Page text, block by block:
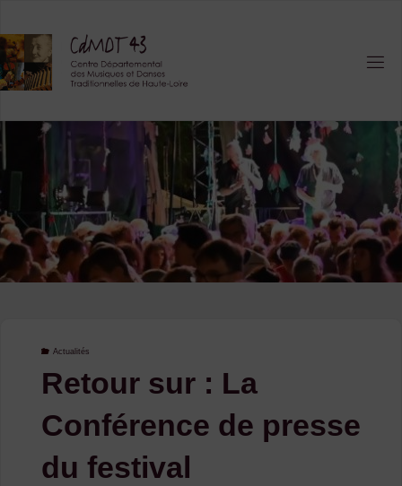
content
Actualités
Retour sur : La
Conférence de presse
du festival